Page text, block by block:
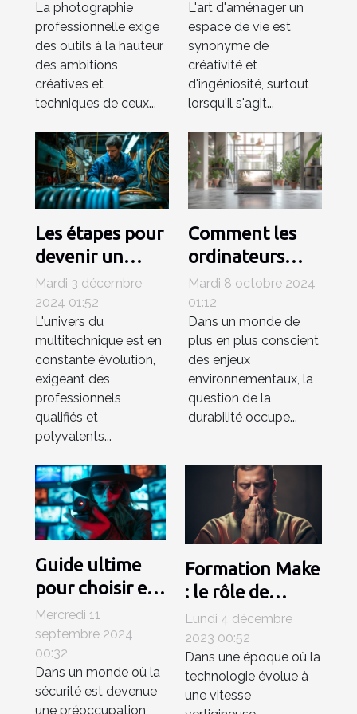
photographie
professionnelle
La photographie
professionnelle exige
des outils à la hauteur
des ambitions
créatives et
techniques de ceux...
un téléviseur de
80 cm
L'art d'aménager un
espace de vie est
synonyme de
créativité et
d'ingéniosité, surtout
lorsqu'il s'agit...
Les étapes pour
devenir un
technicien
multitechnique
compétent
Mardi 3 décembre
2024 01:52
L'univers du
multitechnique est en
constante évolution,
exigeant des
professionnels
qualifiés et
polyvalents...
Comment les
ordinateurs
portables
reconditionnés
contribuent à
un avenir
durable
Mardi 8 octobre 2024
01:12
Dans un monde de
plus en plus conscient
des enjeux
environnementaux, la
question de la
durabilité occupe...
Guide ultime
pour choisir et
installer des
caméras espion
et des systèmes
de surveillance
Mercredi 11
septembre 2024
00:32
Dans un monde où la
sécurité est devenue
une préoccupation
Formation Make
: le rôle de
l'automatisation
dans le futur du
travail
Lundi 4 décembre
2023 00:52
Dans une époque où la
technologie évolue à
une vitesse